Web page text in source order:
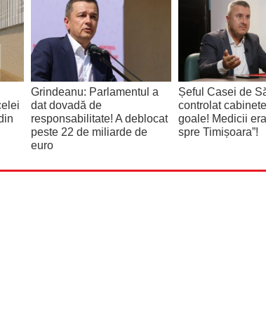
Grindeanu: Parlamentul a
dat dovadă de
responsabilitate! A deblocat
peste 22 de miliarde de
euro
Șeful Casei de
controlat
goale! Medicii
spre Timișoara”!